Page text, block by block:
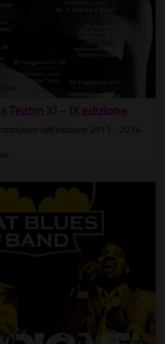
Teatro XI – IX edizione
dell'edizione 2013 - 2014